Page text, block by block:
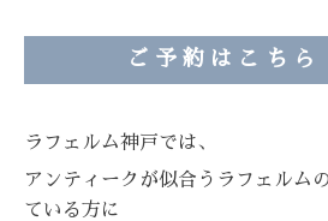
ご 予 約 は こ ち ら
ラフェルム神戸では、
アンティークが似合うラフェルム
ている方に